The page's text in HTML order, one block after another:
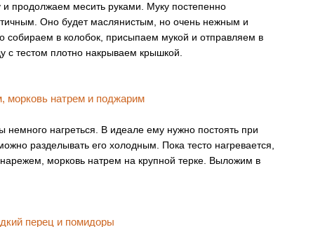
продолжаем месить руками. Муку постепенно
Оно будет маслянистым, но очень нежным и
в колобок, присыпаем мукой и отправляем в
с тестом плотно накрываем крышкой.
нагреться. В идеале ему нужно постоять при
разделывать его холодным. Пока тесто нагревается,
морковь натрем на крупной терке. Выложим в